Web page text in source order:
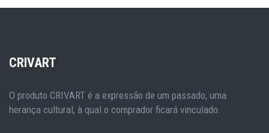
CRIVART
O produto CRIVART é a expressão de um passado, uma
herança cultural, à qual o comprador ficará vinculado.